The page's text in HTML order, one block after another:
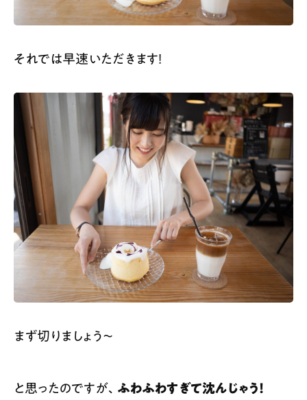
それでは早速いただきます！
まず切りましょう〜
と思ったのですが、 ふわふわすぎて沈んじゃう！